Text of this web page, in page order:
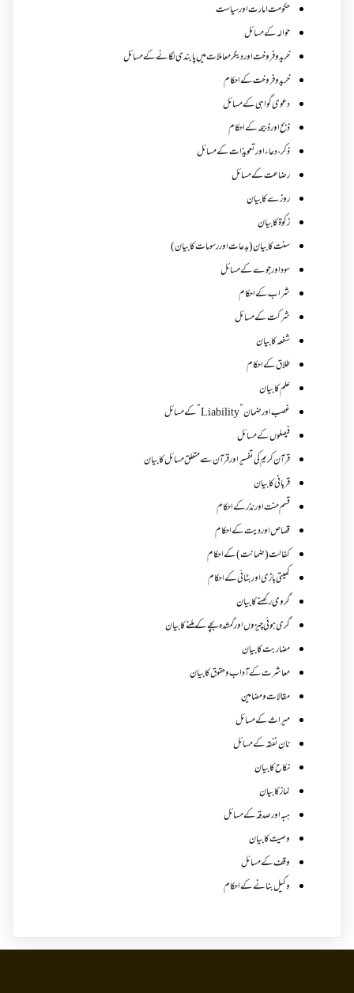
حکومت امارت اور سیاست
حوالہ کے مسائل
خرید و فروخت اور دیگر معاملات میں پابندی لگانے کے مسائل
خرید و فروخت کے احکام
دعوی گواہی کے مسائل
ذبح اور ذبیحہ کے احکام
ذکر،دعاء اور تعویذات کے مسائل
رضاعت کے مسائل
روزے کا بیان
زکوة کابیان
سنت کا بیان (بدعات اور رسومات کا بیان)
سود اور جوے کے مسائل
شراب کے احکام
شرکت کے مسائل
شفعہ کا بیان
طلاق کے احکام
علم کا بیان
غصب اورضمان”Liability” کے مسائل
فیصلوں کے مسائل
قرآن کریم کی تفسیر اور قرآن سے متعلق مسائل کا بیان
قربانی کا بیان
قسم منت اور نذر کے احکام
قصاص اور دیت کے احکام
کفالت (ضمانت) کے احکام
کھیتی باڑی اور بٹائی کے احکام
گروی رکھنے کا بیان
گری ہوئی چیزوں اورگمشدہ بچے کے ملنے کا بیان
مضاربت کا بیان
معاشرت کے آداب و حقوق کا بیان
مقالات ومضامین
میراث کے مسائل
نان نفقہ کے مسائل
نکاح کا بیان
نماز کا بیان
ہبہ اور صدقہ کے مسائل
وصیت کا بیان
وقف کے مسائل
وکیل بنانے کے احکام